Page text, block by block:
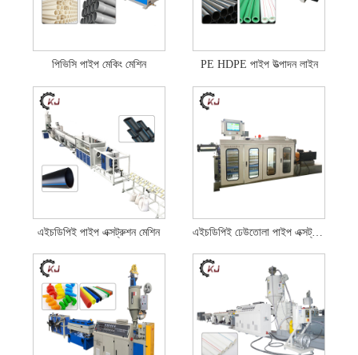
পিভিসি পাইপ মেকিং মেশিন PE HDPE পাইপ উত্পাদন লাইন
এইচডিপিই পাইপ এক্সট্রুশন মেশিন এইচডিপিই ঢেউতোলা পাইপ এক্সট্রুডার